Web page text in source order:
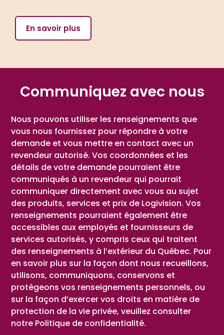
En savoir plus
Communiquez avec nous
Nous pouvons utiliser les renseignements que
vous nous fournissez pour répondre à votre
demande et vous mettre en contact avec un
revendeur autorisé. Vos coordonnées et les
détails de votre demande pourraient être
communiqués à un revendeur qui pourrait
communiquer directement avec vous au sujet
des produits, services et prix de Logivision. Vos
renseignements pourraient également être
accessibles aux employés et fournisseurs de
services autorisés, y compris ceux qui traitent
des renseignements à l’extérieur du Québec. Pour
en savoir plus sur la façon dont nous recueillons,
utilisons, communiquons, conservons et
protégeons vos renseignements personnels, ou
sur la façon d’exercer vos droits en matière de
protection de la vie privée, veuillez consulter
notre Politique de confidentialité.